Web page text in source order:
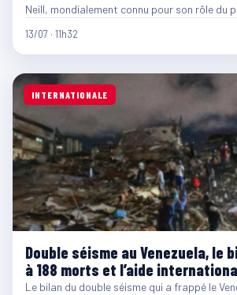
Neill, mondialement connu pour son rôle du
13/07 · 11h32
INTERNATIONALE
Double séisme au Venezuela, le
à 188 morts et l’aide
Le bilan du double séisme qui a frappé le